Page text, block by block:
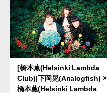
[橋本薫(Helsinki Lambda
Club)]下岡晃(Analogfish) ×
橋本薫(Helsinki Lambda